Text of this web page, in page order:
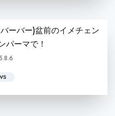
ーバー)盆前のイメチェン
パーマで！